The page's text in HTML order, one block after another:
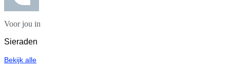
Voor jou in
Sieraden
Bekijk alle